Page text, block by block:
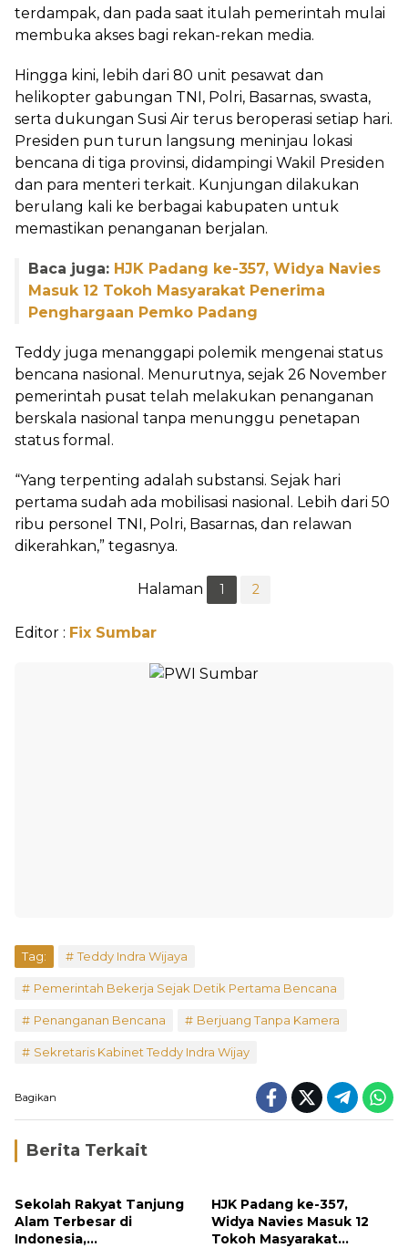
terdampak, dan pada saat itulah pemerintah mulai
membuka akses bagi rekan-rekan media.
Hingga kini, lebih dari 80 unit pesawat dan
helikopter gabungan TNI, Polri, Basarnas, swasta,
serta dukungan Susi Air terus beroperasi setiap hari.
Presiden pun turun langsung meninjau lokasi
bencana di tiga provinsi, didampingi Wakil Presiden
dan para menteri terkait. Kunjungan dilakukan
berulang kali ke berbagai kabupaten untuk
memastikan penanganan berjalan.
Baca juga: HJK Padang ke-357, Widya Navies
Masuk 12 Tokoh Masyarakat Penerima
Penghargaan Pemko Padang
Teddy juga menanggapi polemik mengenai status
bencana nasional. Menurutnya, sejak 26 November
pemerintah pusat telah melakukan penanganan
berskala nasional tanpa menunggu penetapan
status formal.
“Yang terpenting adalah substansi. Sejak hari
pertama sudah ada mobilisasi nasional. Lebih dari 50
ribu personel TNI, Polri, Basarnas, dan relawan
dikerahkan,” tegasnya.
Halaman 1 2
Editor : Fix Sumbar
Tag: Teddy Indra Wijaya
Pemerintah Bekerja Sejak Detik Pertama Bencana
Penanganan Bencana Berjuang Tanpa Kamera
Sekretaris Kabinet Teddy Indra Wijay
Bagikan
Berita Terkait
Sekolah Rakyat Tanjung
Alam Terbesar di
Indonesia,
HJK Padang ke-357,
Widya Navies Masuk 12
Tokoh Masyarakat